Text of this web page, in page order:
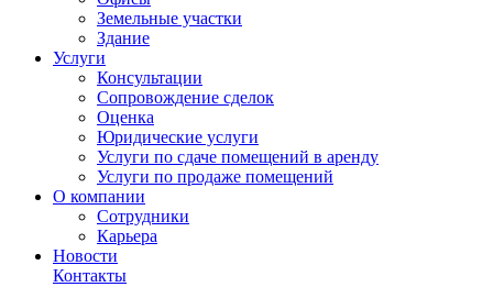
Земельные участки
Здание
Услуги
Консультации
Сопровождение сделок
Оценка
Юридические услуги
Услуги по сдаче помещений в аренду
Услуги по продаже помещений
О компании
Сотрудники
Карьера
Новости
Контакты